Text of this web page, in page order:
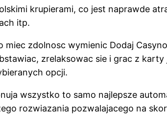
krupierami, co jest naprawde
itp.
zdolnosc wymienic Dodaj
zrelaksowac sie i grac z
opcji.
wszystko to samo najlepsze
rozwiazania pozwalajacego na